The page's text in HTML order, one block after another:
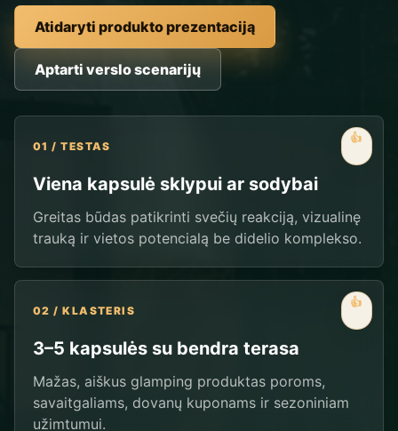
Atidaryti produkto prezentaciją
Aptarti verslo scenarijų
👍
01 / TESTAS
Viena kapsulė sklypui ar sodybai
Greitas būdas patikrinti svečių reakciją, vizualinę
trauką ir vietos potencialą be didelio komplekso.
👍
02 / KLASTERIS
3–5 kapsulės su bendra terasa
Mažas, aiškus glamping produktas poroms,
savaitgaliams, dovanų kuponams ir sezoniniam
užimtumui.